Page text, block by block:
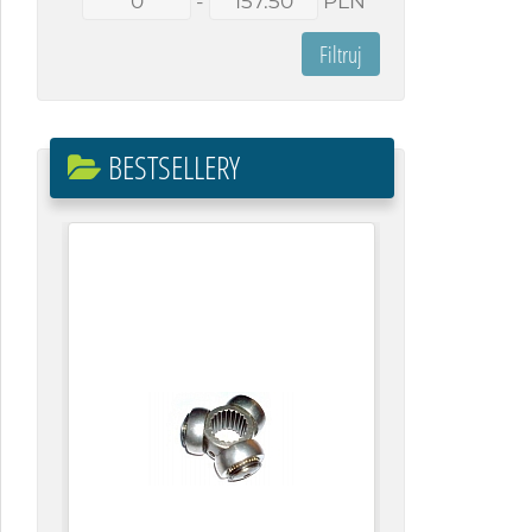
BESTSELLERY